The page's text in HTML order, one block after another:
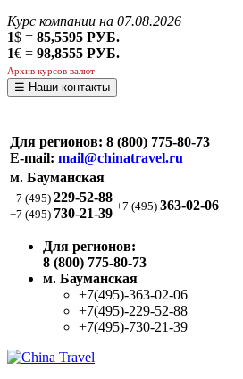
Курс компании на 07.08.2026
1$ = 85,5595 РУБ.
1€ = 98,8555 РУБ.
Архив курсов валют
☰ Наши контакты
Для регионов: 8 (800) 775-80-73
E-mail: mail@chinatravel.ru
м. Бауманская
+7 (495) 229-52-88
+7 (495) 730-21-39 +7 (495) 363-02-06
Для регионов:
8 (800) 775-80-73
м. Бауманская
+7(495)-363-02-06
+7(495)-229-52-88
+7(495)-730-21-39